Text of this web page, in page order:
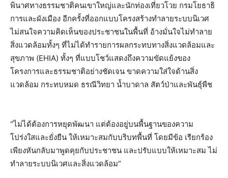
พินาศทางธรรมชาติคนเขาใหญ่และนักท่องเที่ยวโวย กรมโยธาธิ
การและผังเมือง อีกครั้งที่ออกแบบโครงสร้างทำลายระบบนิเวศ
ไม่สนใจความคิดเห็นของประชาชนในพื้นที่ อ้างมั่นใจไม่ทำลาย
สิ่งแวดล้อมทั้งๆ ที่ไม่ได้ทำรายการผลกระทบทางสิ่งแวดล้อมและ
สุขภาพ (EHIA) ทั้งๆ ที่แบบโชว์แสดงถึงความขัดแย้งของ
โครงการและธรรมชาติอย่างชัดเจน ขาดความใส่ใจด้านสิ่ง
แวดล้อม กระทบหมด ธรณีวิทยา น้ำบาดาล สัตว์ป่าและพันธุ์พืช
“ไม่ได้ต้องการหยุดพัฒนา แต่ต้องอยู่บนพื้นฐานของความ
โปร่งใสและยั่งยืน ให้เหมาะสมกับบริบทพื้นที่ โดยมีข้อ เรียกร้อง
เพียงหันกลับมาพูดคุยกับประชาชน และปรับแบบให้เหมาะสม ไม่
ทำลายระบบนิเวศและสิ่งแวดล้อม”